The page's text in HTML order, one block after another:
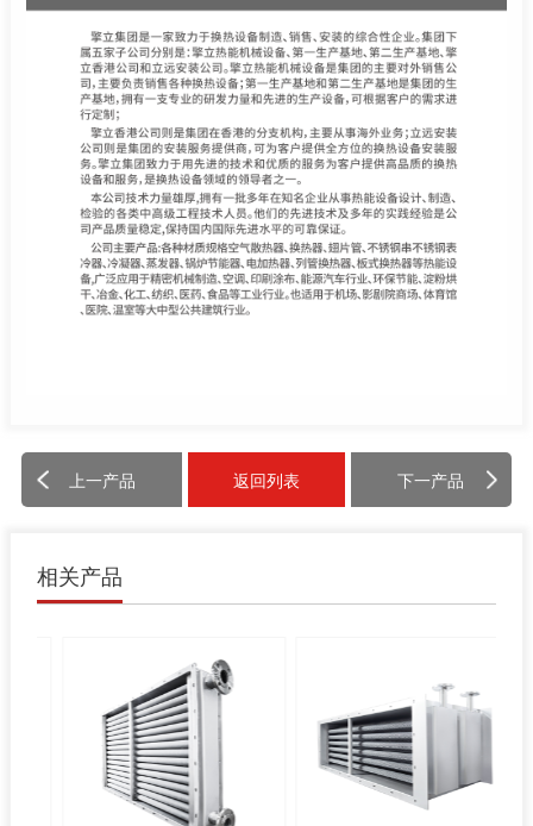
上一产品 返回列表 下一产品
相关产品